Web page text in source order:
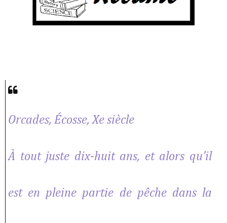
Orcades, Écosse, Xe siècle
À tout juste dix-huit ans, et alors qu’il
est en pleine partie de pêche dans la